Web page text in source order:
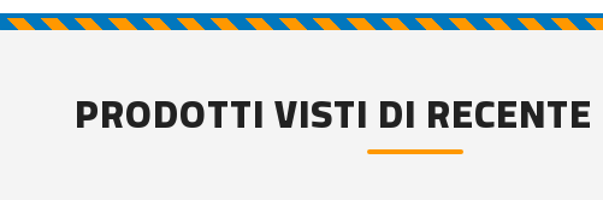
PRODOTTI VISTI DI RECENTE